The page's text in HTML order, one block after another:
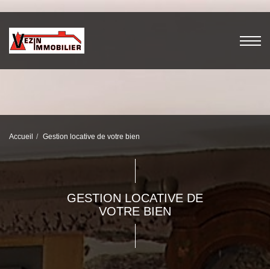
Accueil Gestion locative de votre bien
GESTION LOCATIVE DE
VOTRE BIEN